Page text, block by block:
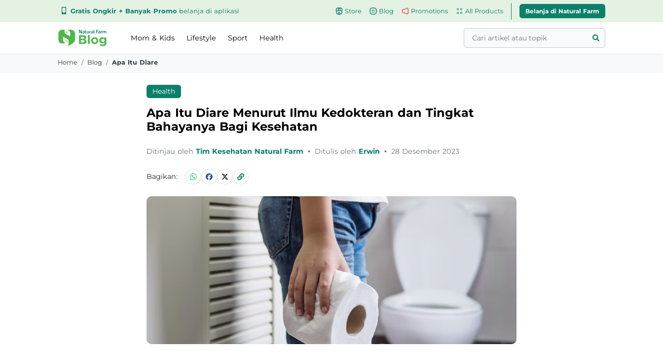
Gratis Ongkir + Banyak Promo belanja di aplikasi Store Blog Promotions All Products Belanja di Natural Farm
Mom & Kids Lifestyle Sport Health
Home Blog Apa Itu Diare
Health
Apa Itu Diare Menurut Ilmu Kedokteran dan Tingkat
Bahayanya Bagi Kesehatan
Ditinjau oleh Tim Kesehatan Natural Farm • Ditulis oleh Erwin • 28 Desember 2023
Bagikan: